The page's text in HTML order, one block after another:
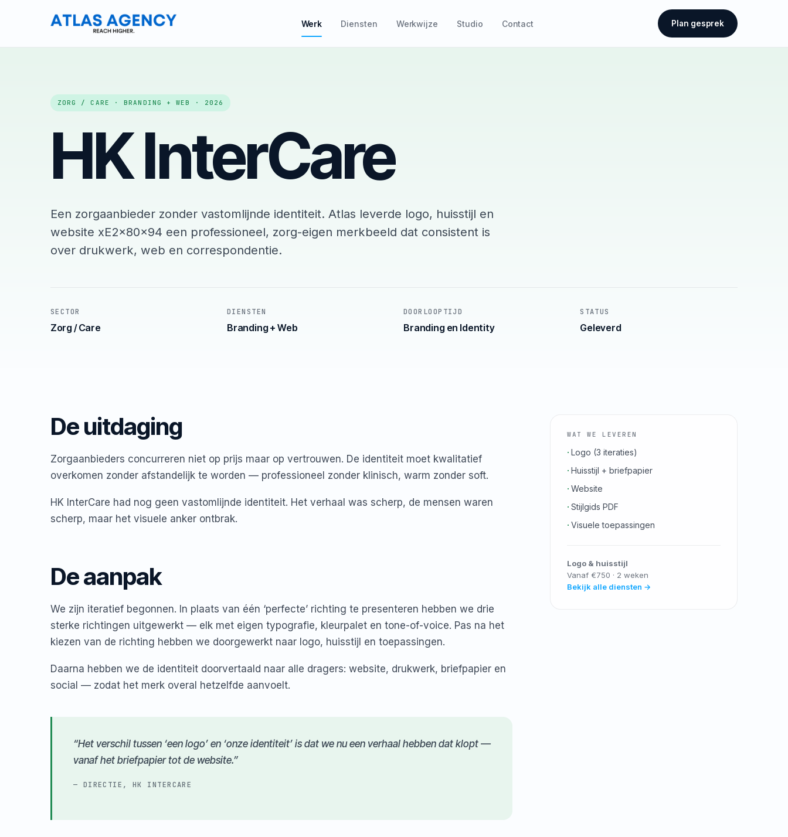
Werk Diensten Werkwijze Studio Contact Plan gesprek
ZORG / CARE · BRANDING + WEB · 2026
HK InterCare
Een zorgaanbieder zonder vastomlijnde identiteit. Atlas leverde logo, huisstijl en
website xE2x80x94 een professioneel, zorg-eigen merkbeeld dat consistent is
over drukwerk, web en correspondentie.
SECTOR
Zorg / Care
DIENSTEN
Branding + Web
DOORLOOPTIJD
Branding en Identity
STATUS
Geleverd
De uitdaging
Zorgaanbieders concurreren niet op prijs maar op vertrouwen. De identiteit moet kwalitatief
overkomen zonder afstandelijk te worden — professioneel zonder klinisch, warm zonder soft.
HK InterCare had nog geen vastomlijnde identiteit. Het verhaal was scherp, de mensen waren
scherp, maar het visuele anker ontbrak.
De aanpak
We zijn iteratief begonnen. In plaats van één ‘perfecte’ richting te presenteren hebben we drie
sterke richtingen uitgewerkt — elk met eigen typografie, kleurpalet en tone-of-voice. Pas na het
kiezen van de richting hebben we doorgewerkt naar logo, huisstijl en toepassingen.
Daarna hebben we de identiteit doorvertaald naar alle dragers: website, drukwerk, briefpapier en
social — zodat het merk overal hetzelfde aanvoelt.
“Het verschil tussen ‘een logo’ en ‘onze identiteit’ is dat we nu een verhaal hebben dat klopt —
vanaf het briefpapier tot de website.”
— DIRECTIE, HK INTERCARE
WAT WE LEVEREN
Logo (3 iteraties)
Huisstijl + briefpapier
Website
Stijlgids PDF
Visuele toepassingen
Logo & huisstijl
Vanaf €750 · 2 weken
Bekijk alle diensten →